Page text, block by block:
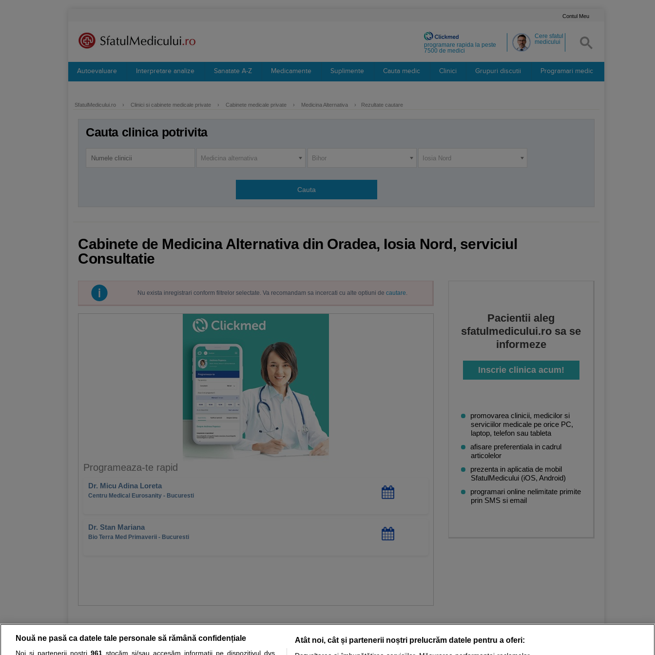
Contul Meu
Cere sfatul
medicului
programare rapida la peste
7500 de medici
Autoevaluare Interpretare analize Sanatate A-Z Medicamente Suplimente Cauta medic Clinici Grupuri discutii Programari medic
SfatulMedicului.ro › Clinici si cabinete medicale private › Cabinete medicale private › Medicina Alternativa › Rezultate cautare
Cauta clinica potrivita
Medicina alternativa Bihor Iosia Nord
Cabinete de Medicina Alternativa din Oradea, Iosia Nord, serviciul
Consultatie
Nu exista inregistrari conform filtrelor selectate. Va recomandam sa incercati cu alte optiuni de cautare.
Programeaza-te rapid
Dr. Micu Adina Loreta
Centru Medical Eurosanity - Bucuresti
Dr. Stan Mariana
Bio Terra Med Primaverii - Bucuresti
Pacientii aleg
sfatulmedicului.ro sa se
informeze
Inscrie clinica acum!
promovarea clinicii, medicilor si
serviciilor medicale pe orice PC,
laptop, telefon sau tableta
afisare preferentiala in cadrul
articolelor
prezenta in aplicatia de mobil
SfatulMedicului (iOS, Android)
programari online nelimitate primite
prin SMS si email
Nouă ne pasă ca datele tale personale să rămână confidențiale
Noi și partenerii noștri 961stocăm și/sau accesăm informații pe dispozitivul dvs.,
Atât noi, cât și partenerii noștri prelucrăm datele pentru a oferi: